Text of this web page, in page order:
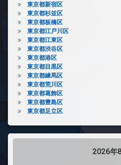
東京都新宿区
東京都杉並区
東京都板橋区
東京都江戸川区
東京都江東区
東京都渋谷区
東京都港区
東京都目黒区
東京都練馬区
東京都荒川区
東京都葛飾区
東京都豊島区
東京都足立区
2026年